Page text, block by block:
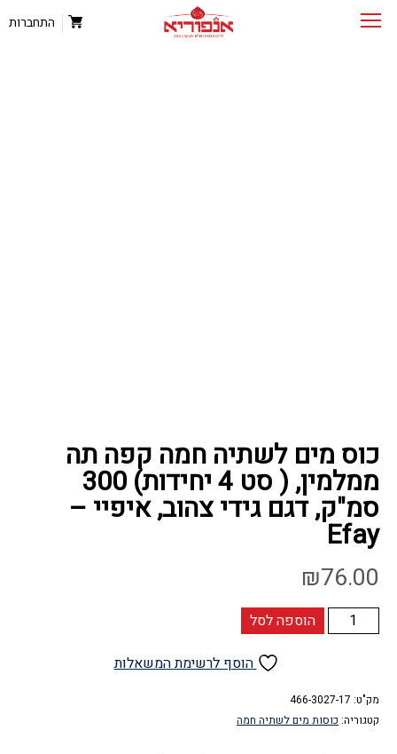
התחברות
כוס מים לשתיה חמה קפה תה
ממלמין, ( סט 4 יחידות) 300
סמ"ק, דגם גידי צהוב, איפיי –
Efay
₪76.00
כמות
של
לשתיה
חמה
הוספה לסל
הוסף לרשימת המשאלות
מק"ט: 466-3027-17
קטגוריה: כוסות מים לשתיה חמה